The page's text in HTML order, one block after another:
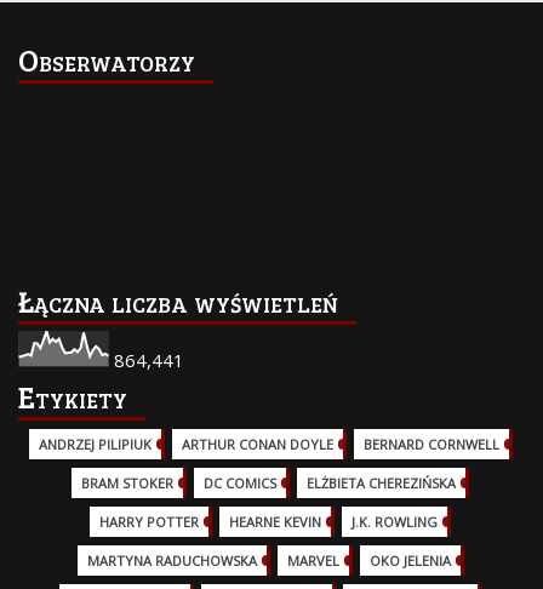
Obserwatorzy
Łączna liczba wyświetleń
864,441
Etykiety
ANDRZEJ PILIPIUK (29)ARTHUR CONAN DOYLE BERNARD CORNWELL
BRAM STOKER DC COMICS (17)ELŻBIETA CHEREZIŃSKA
HARRY POTTER (13)HEARNE KEVIN J.K. ROWLING
MARTYNA RADUCHOWSKA MARVEL (32)OKO JELENIA